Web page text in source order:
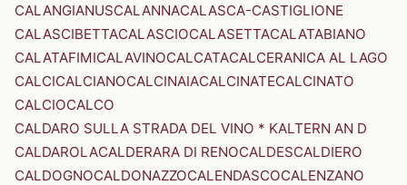
CALANGIANUSCALANNACALASCA-CASTIGLIONE
CALASCIBETTACALASCIOCALASETTACALATABIANO
CALATAFIMICALAVINOCALCATACALCERANICA AL LAGO
CALCICALCIANOCALCINAIACALCINATECALCINATO
CALCIOCALCO
CALDARO SULLA STRADA DEL VINO * KALTERN AN D
CALDAROLACALDERARA DI RENOCALDESCALDIERO
CALDOGNOCALDONAZZOCALENDASCOCALENZANO